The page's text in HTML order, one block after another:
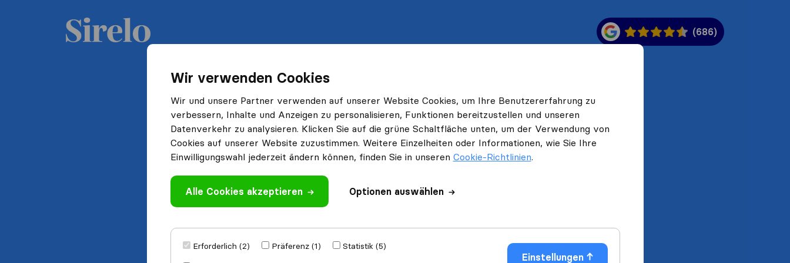
Wir verwenden Cookies
Wir und unsere Partner verwenden auf unserer Website Cookies, um Ihre Benutzererfahrung zu
verbessern, Inhalte und Anzeigen zu personalisieren, Funktionen bereitzustellen und unseren
Datenverkehr zu analysieren. Klicken Sie auf die grüne Schaltfläche unten, um der Verwendung von
Cookies auf unserer Website zuzustimmen. Weitere Einzelheiten oder Informationen, wie Sie Ihre
Einwilligungswahl jederzeit ändern können, finden Sie in unseren Cookie-Richtlinien.
Alle Cookies akzeptieren Optionen auswählen
Erforderlich (2) Präferenz (1)
Statistik (5)
Einstellungen
(686)